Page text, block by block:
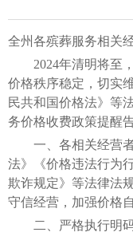
全州各殡葬服务相关
2024年清明将至，
价格秩序稳定，切实
民共和国价格法》等
务价格收费政策提醒
一、各相关经营者
法》《价格违法行为
欺诈规定》等法律法
守信经营，加强价格
二、严格执行明码